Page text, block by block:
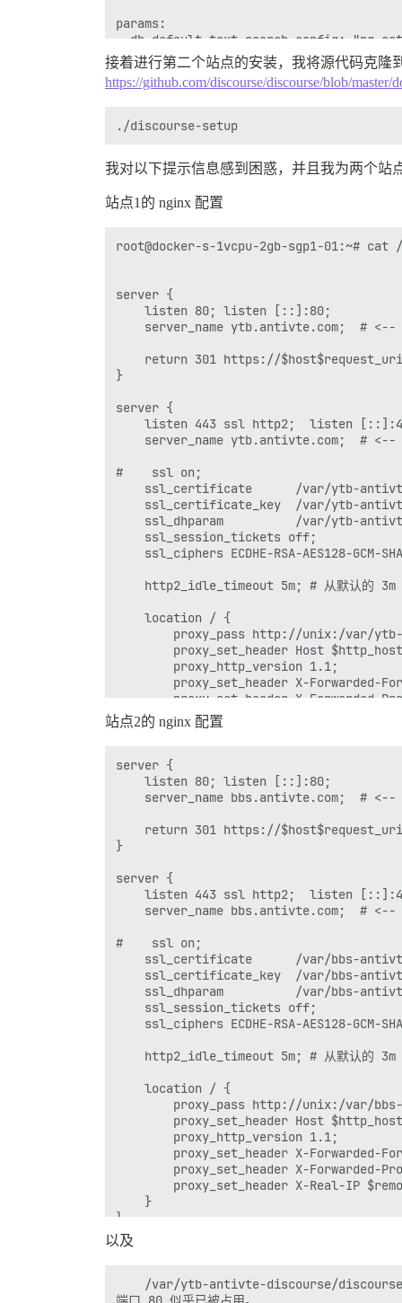
params:
db_default_text_search_config:
## 将 db_shared_buffers 设置为总内存的
## 将根据检测到的 RAM 自动由 bootstrap
## 可提升排序性能，但会增加每个连接的内存
  #version: tests-passed
  LANG: en_US.UTF-8
## 支持的并发 Web 请求数量？取决于内存和
## 将根据检测到的 CPU 自动由 bootstrap
  UNICORN_WORKERS: 4
  ## TODO: 此 Discourse 实例将响应的域名
## 必填。Discourse 无法仅通过 IP 地址运
## 如果希望容器以与上述相同的 hostname（-
  ## （默认为 "$hostname-$config"）
## TODO: 初始注册时自动设为管理员和开发者
## 示例：
DISCOURSE_DEVELOPER_EMAILS:
## TODO: 用于验证新账户和发送通知的 SMTP
# 警告：SMTP 密码中的字符 '#' 可能引发问
  DISCOURSE_SMTP_PORT: 587
DISCOURSE_SMTP_USER_NAME:
DISCOURSE_SMTP_PASSWORD:
#DISCOURSE_SMTP_ENABLE_START_TLS:
## 如果添加了 Lets Encrypt 模板，请取消
LETSENCRYPT_ACCOUNT_EMAIL:
## 详情请见 https://
#DISCOURSE_CDN_URL: https://
volumes:
  - volume:
      guest: /shared
  - volume:
host: /var/bbs-antivte-
## 插件请放在此处
## 详情请见 https://meta.discourse.org/t/
hooks:
  after_code:
    - exec:
        cmd:
- git clone https://
- git clone https://
- git clone https://
## 构建后需要运行的任何自定义命令
  - exec: echo "开始执行自定义命令"
## 如果希望设置首次注册时的 'From' 邮箱地
## 收到首次注册邮件后，请重新注释该行。该
#- exec: rails r
  - exec: echo "自定义命令执行完毕"
接着进行第二个站点的安装，我将源代码克隆
https://github.com/discourse/discourse/blob/
我对以下提示信息感到困惑，并且我为两个站
站点1的 nginx 配置
root@docker-s-1vcpu-2gb-sgp1-01:~#
server {
    listen 80; listen [::]:80;
server_name ytb.antivte.com;  # <--
return 301 https://
}
server {
listen 443 ssl http2;  listen
server_name ytb.antivte.com;  # <--
#    ssl on;
ssl_certificate      /var/ytb-
ssl_certificate_key  /var/ytb-
ssl_dhparam          /var/ytb-
    ssl_session_tickets off;
ssl_ciphers ECDHE-RSA-AES128-GCM-
http2_idle_timeout 5m; # 从默认的 3m
    location / {
proxy_pass http://unix:/var/
proxy_set_header Host
        proxy_http_version 1.1;
proxy_set_header X-Forwarded-
proxy_set_header X-Forwarded-
proxy_set_header X-Real-IP
    }
站点2的 nginx 配置
server {
    listen 80; listen [::]:80;
server_name bbs.antivte.com;  # <--
return 301 https://
}
server {
listen 443 ssl http2;  listen
server_name bbs.antivte.com;  # <--
#    ssl on;
ssl_certificate      /var/bbs-
ssl_certificate_key  /var/bbs-
ssl_dhparam          /var/bbs-
    ssl_session_tickets off;
ssl_ciphers ECDHE-RSA-AES128-GCM-
http2_idle_timeout 5m; # 从默认的 3m
    location / {
proxy_pass http://unix:/var/
proxy_set_header Host
        proxy_http_version 1.1;
proxy_set_header X-Forwarded-
proxy_set_header X-Forwarded-
proxy_set_header X-Real-IP
    }
}
以及
/var/ytb-antivte-discourse/